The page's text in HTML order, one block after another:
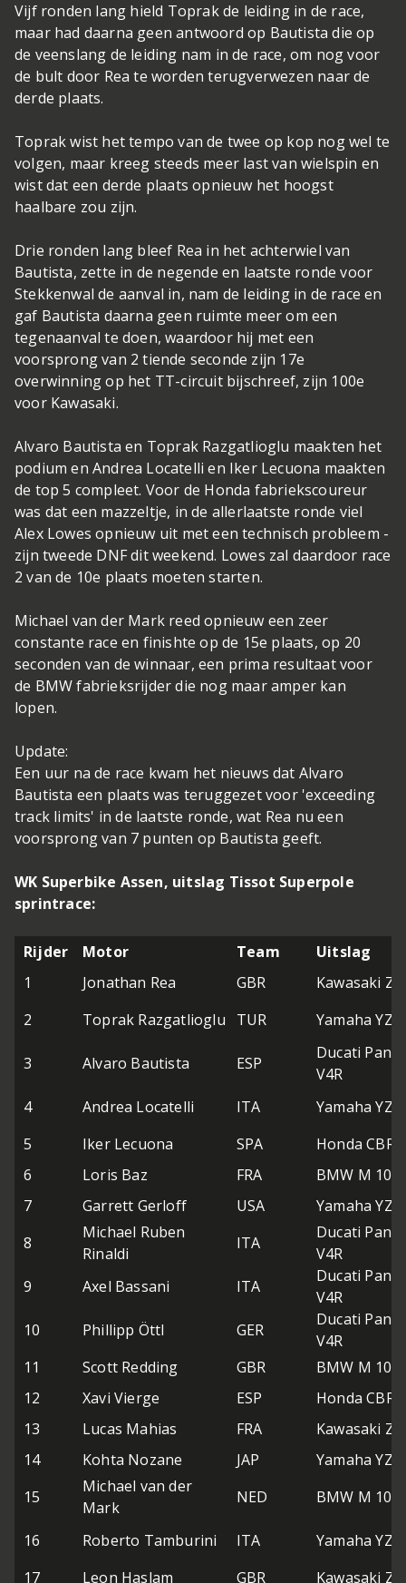
Vijf ronden lang hield Toprak de leiding in de race,
maar had daarna geen antwoord op Bautista die op
de veenslang de leiding nam in de race, om nog voor
de bult door Rea te worden terugverwezen naar de
derde plaats.
Toprak wist het tempo van de twee op kop nog wel te
volgen, maar kreeg steeds meer last van wielspin en
wist dat een derde plaats opnieuw het hoogst
haalbare zou zijn.
Drie ronden lang bleef Rea in het achterwiel van
Bautista, zette in de negende en laatste ronde voor
Stekkenwal de aanval in, nam de leiding in de race en
gaf Bautista daarna geen ruimte meer om een
tegenaanval te doen, waardoor hij met een
voorsprong van 2 tiende seconde zijn 17e
overwinning op het TT-circuit bijschreef, zijn 100e
voor Kawasaki.
Alvaro Bautista en Toprak Razgatlioglu maakten het
podium en Andrea Locatelli en Iker Lecuona maakten
de top 5 compleet. Voor de Honda fabriekscoureur
was dat een mazzeltje, in de allerlaatste ronde viel
Alex Lowes opnieuw uit met een technisch probleem -
zijn tweede DNF dit weekend. Lowes zal daardoor race
2 van de 10e plaats moeten starten.
Michael van der Mark reed opnieuw een zeer
constante race en finishte op de 15e plaats, op 20
seconden van de winnaar, een prima resultaat voor
de BMW fabrieksrijder die nog maar amper kan
lopen.
Update:
Een uur na de race kwam het nieuws dat Alvaro
Bautista een plaats was teruggezet voor 'exceeding
track limits' in de laatste ronde, wat Rea nu een
voorsprong van 7 punten op Bautista geeft.
WK Superbike Assen, uitslag Tissot Superpole
sprintrace:
Rijder Motor Team
Uitslag
1
Jonathan Rea GBR
Kawasaki
2
Toprak Razgatlioglu TUR Yamaha
3 Alvaro Bautista ESP
Ducati
V4R
4
Andrea Locatelli ITA
Yamaha
5
Iker Lecuona SPA
Honda
6
Loris Baz FRA
BMW M
7
Garrett Gerloff USA
Yamaha
8
Michael Ruben
Rinaldi
ITA
Ducati
V4R
9
Axel Bassani ITA
Ducati
V4R
10
Phillipp Öttl GER
Ducati
V4R
11
Scott Redding GBR
BMW M
12
Xavi Vierge ESP
Honda
13
Lucas Mahias FRA
Kawasaki
14
Kohta Nozane JAP
Yamaha
15
Michael van der
Mark
NED BMW M
16 Roberto Tamburini ITA
Yamaha
17
Leon Haslam GBR Kawasaki